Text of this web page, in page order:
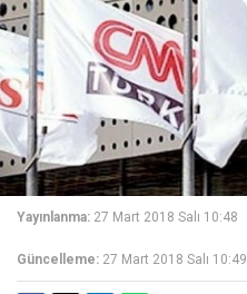
Yayınlanma: 27 Mart 2018 Salı 10:48
Güncelleme: 27 Mart 2018 Salı 10:49